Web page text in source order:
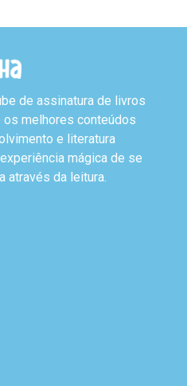
de assinatura de livros
melhores conteúdos
e literatura
mágica de se
através da leitura.